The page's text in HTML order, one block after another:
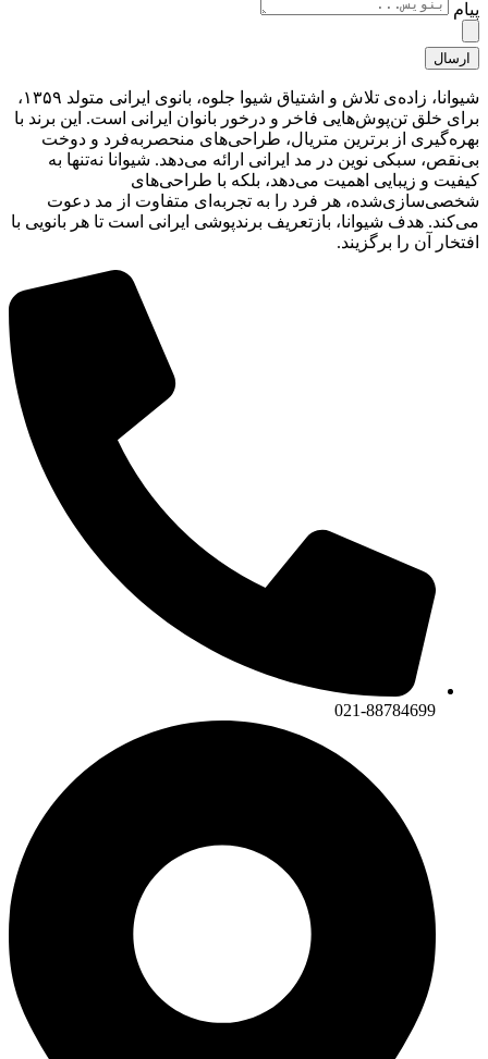
پیام
ارسال
شیوانا، زاده‌ی تلاش و اشتیاق شیوا جلوه، بانوی ایرانی متولد ۱۳۵۹،
برای خلق تن‌پوش‌هایی فاخر و درخور بانوان ایرانی است. این برند با
بهره‌گیری از برترین متریال، طراحی‌های منحصربه‌فرد و دوخت
بی‌نقص، سبکی نوین در مد ایرانی ارائه می‌دهد. شیوانا نه‌تنها به
کیفیت و زیبایی اهمیت می‌دهد، بلکه با طراحی‌های
شخصی‌سازی‌شده، هر فرد را به تجربه‌ای متفاوت از مد دعوت
می‌کند. هدف شیوانا، بازتعریف برندپوشی ایرانی است تا هر بانویی با
افتخار آن را برگزیند.
021-88784699